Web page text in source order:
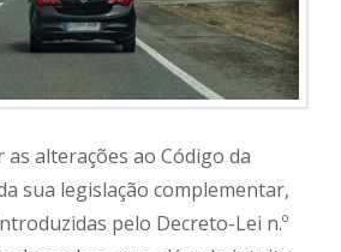
alterações ao Código da
sua legislação complementar,
pelo Decreto-Lei n.º